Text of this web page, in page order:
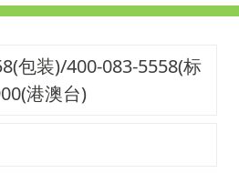
包装)/400-083-5558(标
港澳台)